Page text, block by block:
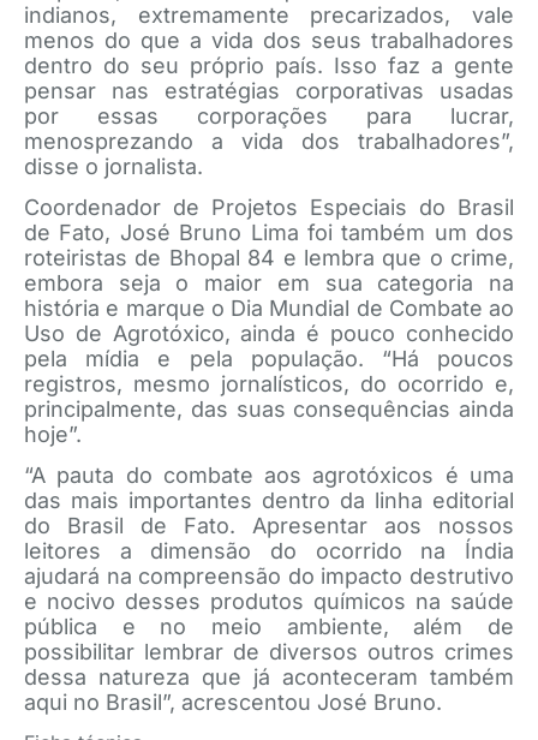
indianos, extremamente precarizados, vale
menos do que a vida dos seus trabalhadores
dentro do seu próprio país. Isso faz a gente
pensar nas estratégias corporativas usadas
por essas corporações para lucrar,
menosprezando a vida dos trabalhadores”,
disse o jornalista.
Coordenador de Projetos Especiais do Brasil
de Fato, José Bruno Lima foi também um dos
roteiristas de Bhopal 84 e lembra que o crime,
embora seja o maior em sua categoria na
história e marque o Dia Mundial de Combate ao
Uso de Agrotóxico, ainda é pouco conhecido
pela mídia e pela população. “Há poucos
registros, mesmo jornalísticos, do ocorrido e,
principalmente, das suas consequências ainda
hoje”.
“A pauta do combate aos agrotóxicos é uma
das mais importantes dentro da linha editorial
do Brasil de Fato. Apresentar aos nossos
leitores a dimensão do ocorrido na Índia
ajudará na compreensão do impacto destrutivo
e nocivo desses produtos químicos na saúde
pública e no meio ambiente, além de
possibilitar lembrar de diversos outros crimes
dessa natureza que já aconteceram também
aqui no Brasil”, acrescentou José Bruno.